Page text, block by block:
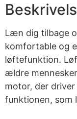
Læn dig tilbage
komfortable og
løftefunktion.
ældre
motor, der
funktionen, som